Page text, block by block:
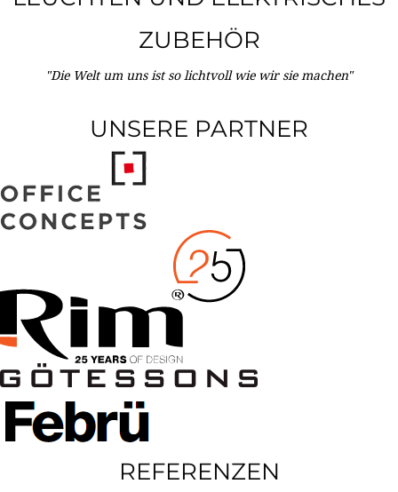
ZUBEHÖR
"Die Welt um uns ist so lichtvoll wie wir sie machen"
UNSERE PARTNER
REFERENZEN